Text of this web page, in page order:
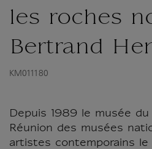
les roches
Bertrand
KM011180
Depuis 1989 le musée
Réunion des musées
artistes contemporains